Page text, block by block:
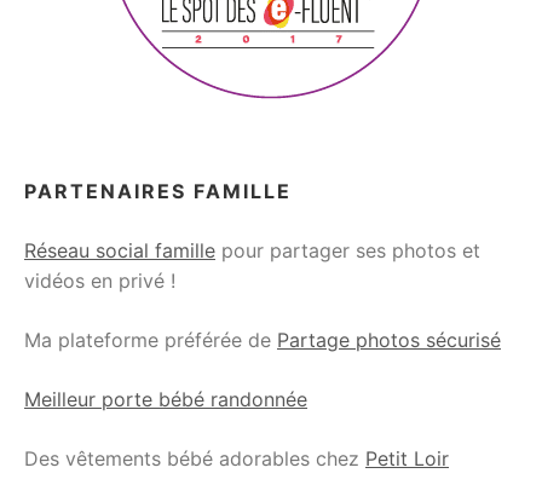
PARTENAIRES FAMILLE
Réseau social famille pour partager ses photos et
vidéos en privé !
Ma plateforme préférée de Partage photos sécurisé
Meilleur porte bébé randonnée
Des vêtements bébé adorables chez Petit Loir